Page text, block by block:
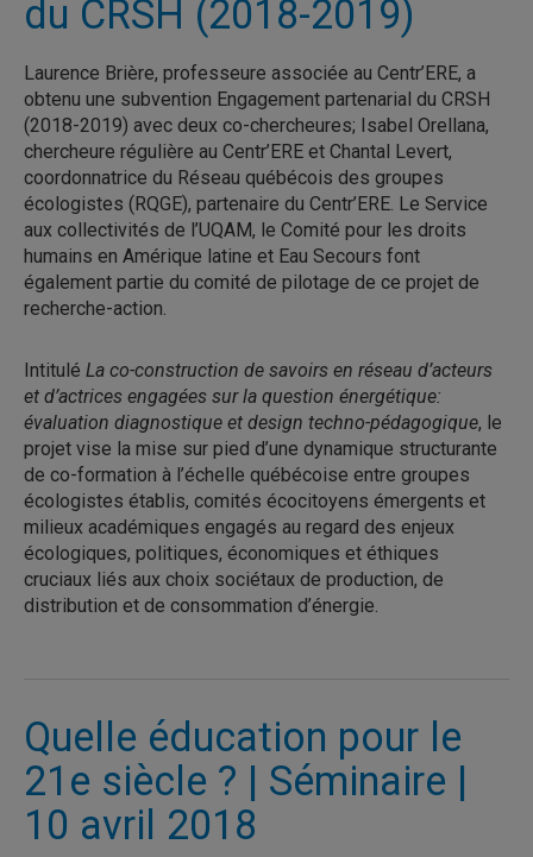
du CRSH (2018-2019)
Laurence Brière, professeure associée au Centr’ERE, a
obtenu une subvention Engagement partenarial du CRSH
(2018-2019) avec deux co-chercheures; Isabel Orellana,
chercheure régulière au Centr’ERE et Chantal Levert,
coordonnatrice du Réseau québécois des groupes
écologistes (RQGE), partenaire du Centr’ERE. Le Service
aux collectivités de l’UQAM, le Comité pour les droits
humains en Amérique latine et Eau Secours font
également partie du comité de pilotage de ce projet de
recherche-action.
Intitulé La co-construction de savoirs en réseau d’acteurs
et d’actrices engagées sur la question énergétique:
évaluation diagnostique et design techno-pédagogique, le
projet vise la mise sur pied d’une dynamique structurante
de co-formation à l’échelle québécoise entre groupes
écologistes établis, comités écocitoyens émergents et
milieux académiques engagés au regard des enjeux
écologiques, politiques, économiques et éthiques
cruciaux liés aux choix sociétaux de production, de
distribution et de consommation d’énergie.
Quelle éducation pour le
21e siècle ? | Séminaire |
10 avril 2018